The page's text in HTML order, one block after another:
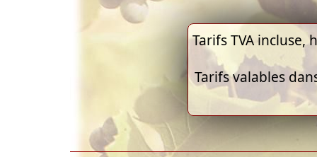
Tarifs TVA incluse,
Tarifs valables